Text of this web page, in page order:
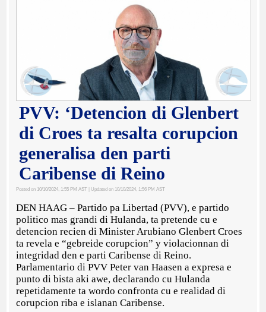
PVV: ‘Detencion di Glenbert
di Croes ta resalta corupcion
generalisa den parti
Caribense di Reino
Posted on 10/10/2024, 1:55 PM AST | Updated on 10/10/2024, 1:56 PM AST
DEN HAAG – Partido pa Libertad (PVV), e partido
politico mas grandi di Hulanda, ta pretende cu e
detencion recien di Minister Arubiano Glenbert Croes
ta revela e “gebreide corupcion” y violacionnan di
integridad den e parti Caribense di Reino.
Parlamentario di PVV Peter van Haasen a expresa e
punto di bista aki awe, declarando cu Hulanda
repetidamente ta wordo confronta cu e realidad di
corupcion riba e islanan Caribense.